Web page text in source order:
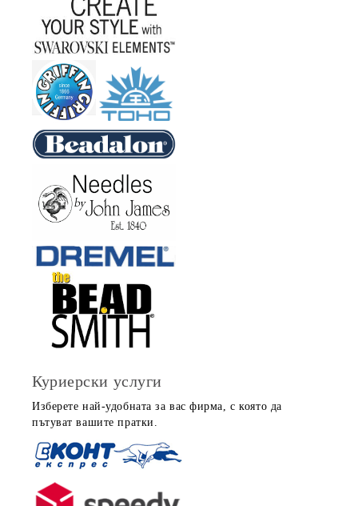
Куриерски услуги
Изберете най-удобната за вас фирма, с която да
пътуват вашите пратки.